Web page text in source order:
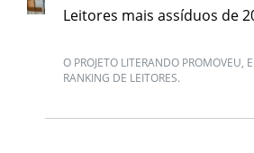
Leitores mais assíduos de
O PROJETO LITERANDO PROMOVEU,
RANKING DE LEITORES.